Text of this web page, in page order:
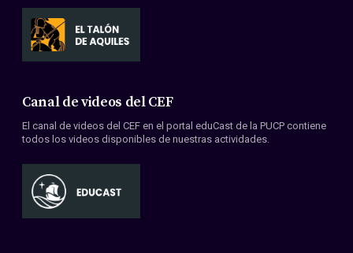
Canal de videos del CEF
El canal de videos del CEF en el portal eduCast de la PUCP contiene
todos los videos disponibles de nuestras actividades.